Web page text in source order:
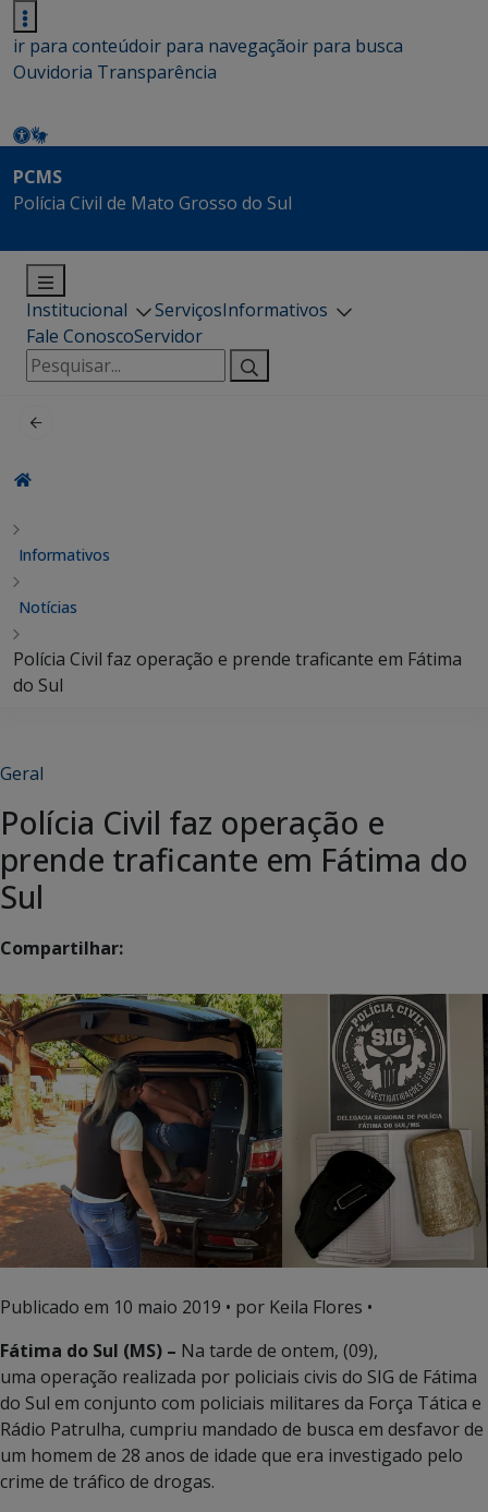
ir para conteúdoir para navegaçãoir para busca
Ouvidoria Transparência
PCMS
Polícia Civil de Mato Grosso do Sul
Institucional ServiçosInformativos
Fale ConoscoServidor
Pesquisar
por:
Informativos
Notícias
Polícia Civil faz operação e prende traficante em Fátima
do Sul
Geral
Polícia Civil faz operação e
prende traficante em Fátima do
Sul
Compartilhar:
Publicado em 10 maio 2019 • por Keila Flores •
Fátima do Sul (MS) – Na tarde de ontem, (09),
uma operação realizada por policiais civis do SIG de Fátima
do Sul em conjunto com policiais militares da Força Tática e
Rádio Patrulha, cumpriu mandado de busca em desfavor de
um homem de 28 anos de idade que era investigado pelo
crime de tráfico de drogas.